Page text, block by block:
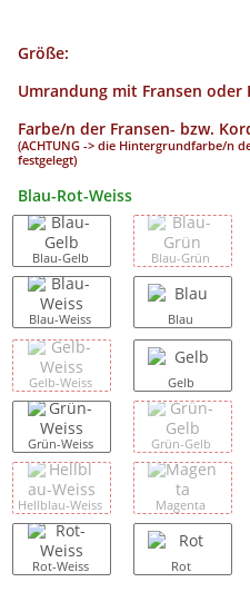
Größe:
Umrandung mit Fransen oder
Farbe/n der Fransen- bzw.
(ACHTUNG -> die Hintergrundfarbe/n
festgelegt)
Blau-Rot-Weiss
Blau-Gelb Blau-Grün
Blau-Weiss Blau
Gelb-Weiss Gelb
Grün-Weiss Grün-Gelb
Hellblau-Weiss Magenta
Rot-Weiss Rot